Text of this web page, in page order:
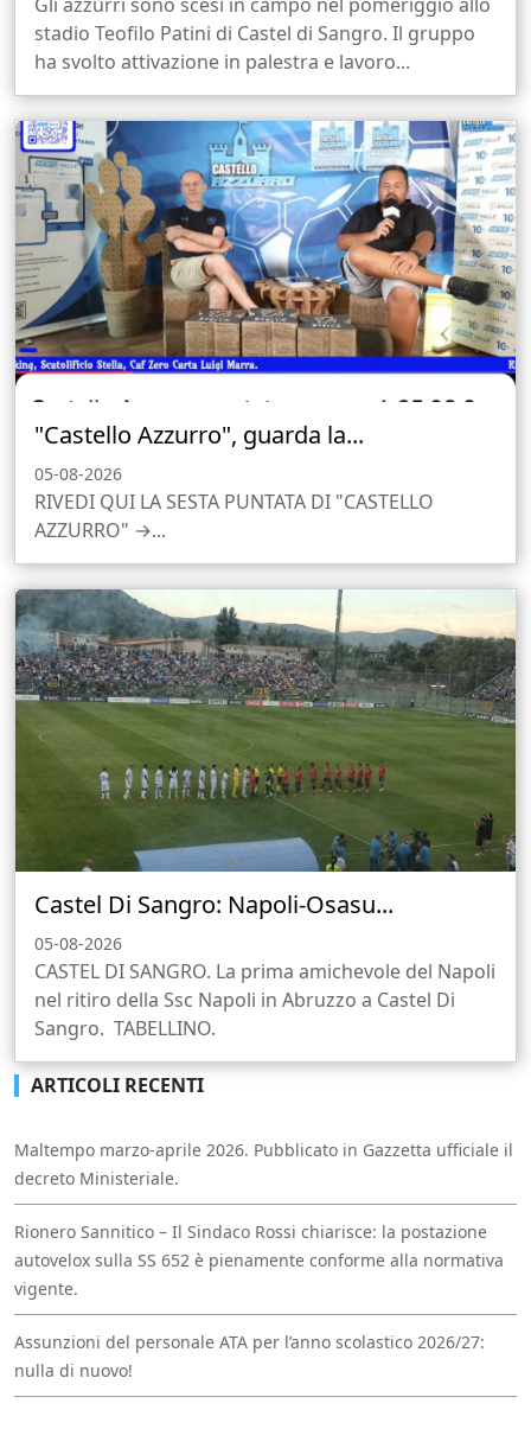
stadio Teofilo Patini di Castel di Sangro. Il gruppo
ha svolto attivazione in palestra e lavoro...
"Castello Azzurro", guarda la...
05-08-2026
RIVEDI QUI LA SESTA PUNTATA DI "CASTELLO
AZZURRO" →...
Castel Di Sangro: Napoli-Osasu...
05-08-2026
CASTEL DI SANGRO. La prima amichevole del Napoli
nel ritiro della Ssc Napoli in Abruzzo a Castel Di
Sangro. TABELLINO.
ARTICOLI RECENTI
Maltempo marzo-aprile 2026. Pubblicato in Gazzetta ufficiale il
decreto Ministeriale.
Rionero Sannitico – Il Sindaco Rossi chiarisce: la postazione
autovelox sulla SS 652 è pienamente conforme alla normativa
vigente.
Assunzioni del personale ATA per l’anno scolastico 2026/27:
nulla di nuovo!